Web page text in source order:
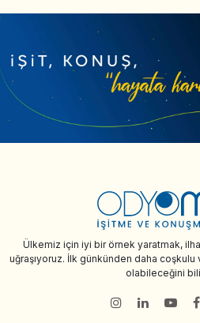
Ülkemiz için iyi bir örnek yaratmak,
uğraşıyoruz. İlk günkünden daha coşkulu
olabileceğini